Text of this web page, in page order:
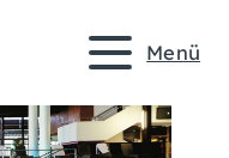
Menü